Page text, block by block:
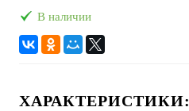
В наличии
ХАРАКТЕРИСТИКИ: